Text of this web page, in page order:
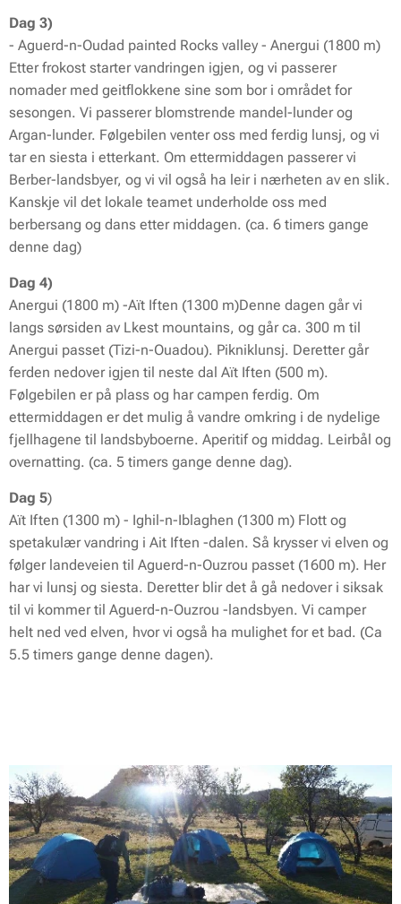
Dag 3)
- Aguerd-n-Oudad painted Rocks valley - Anergui (1800 m)
Etter frokost starter vandringen igjen, og vi passerer
nomader med geitflokkene sine som bor i området for
sesongen. Vi passerer blomstrende mandel-lunder og
Argan-lunder. Følgebilen venter oss med ferdig lunsj, og vi
tar en siesta i etterkant. Om ettermiddagen passerer vi
Berber-landsbyer, og vi vil også ha leir i nærheten av en slik.
Kanskje vil det lokale teamet underholde oss med
berbersang og dans etter middagen. (ca. 6 timers gange
denne dag)
Dag 4)
Anergui (1800 m) -Aït Iften (1300 m)Denne dagen går vi
langs sørsiden av Lkest mountains, og går ca. 300 m til
Anergui passet (Tizi-n-Ouadou). Pikniklunsj. Deretter går
ferden nedover igjen til neste dal Aït Iften (500 m).
Følgebilen er på plass og har campen ferdig. Om
ettermiddagen er det mulig å vandre omkring i de nydelige
fjellhagene til landsbyboerne. Aperitif og middag. Leirbål og
overnatting. (ca. 5 timers gange denne dag).
Dag 5)
Aït Iften (1300 m) - Ighil-n-Iblaghen (1300 m) Flott og
spetakulær vandring i Ait Iften -dalen. Så krysser vi elven og
følger landeveien til Aguerd-n-Ouzrou passet (1600 m). Her
har vi lunsj og siesta. Deretter blir det å gå nedover i siksak
til vi kommer til Aguerd-n-Ouzrou -landsbyen. Vi camper
helt ned ved elven, hvor vi også ha mulighet for et bad. (Ca
5.5 timers gange denne dagen).